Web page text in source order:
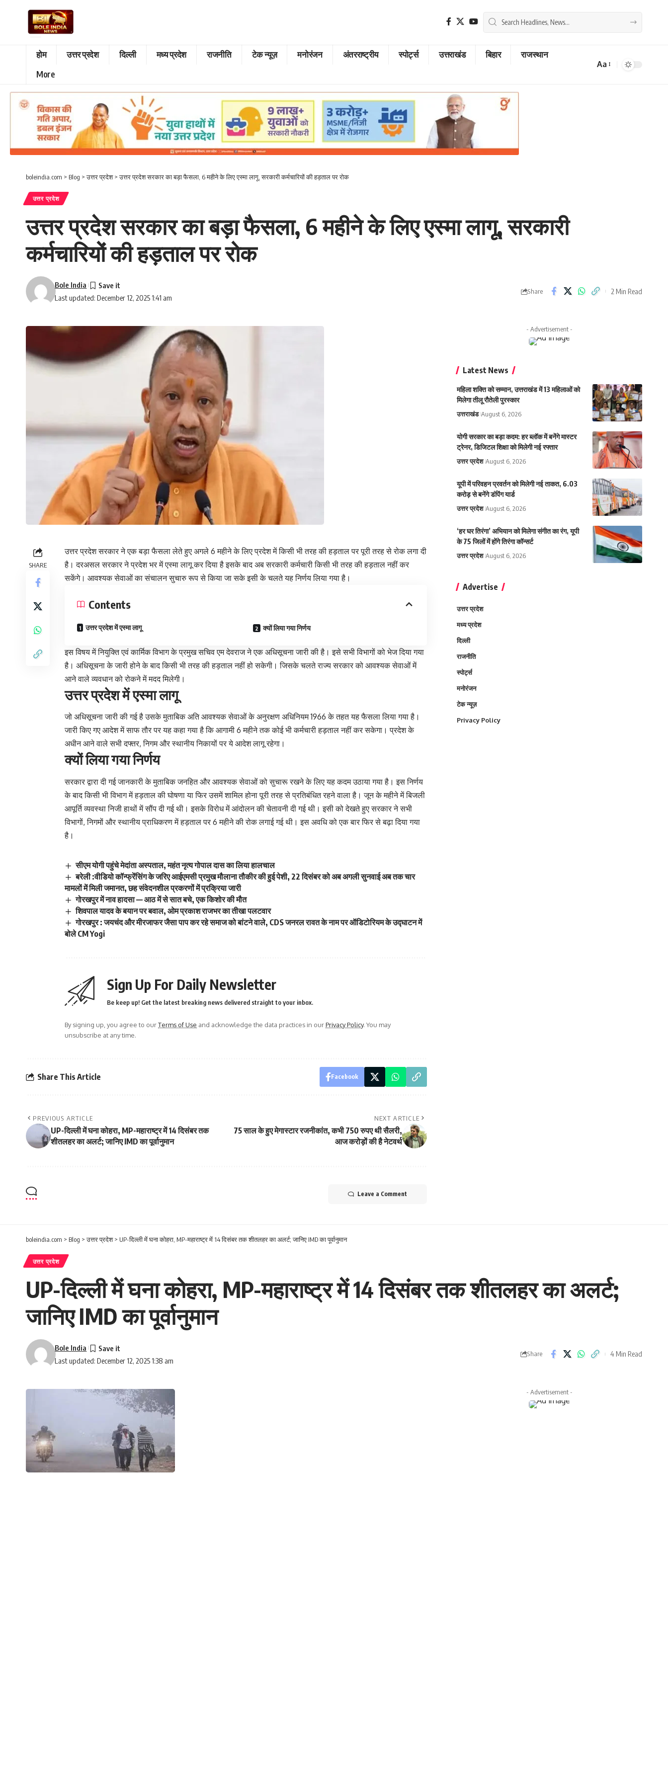
होम उत्तर प्रदेश दिल्ली मध्य प्रदेश राजनीति टेक न्यूज़ मनोरंजन अंतरराष्ट्रीय स्पोर्ट्स उत्तराखंड बिहार
राजस्थान
More
Font
Aa
boleindia.com > Blog >उत्तर प्रदेश>उत्तर प्रदेश सरकार का बड़ा फैसला, 6 महीने के लिए एस्मा लागू, सरकारी कर्मचारियों की हड़ताल पर रोक
उत्तर प्रदेश
उत्तर प्रदेश सरकार का बड़ा फैसला, 6 महीने के लिए एस्मा लागू, सरकारी
कर्मचारियों की हड़ताल पर रोक
Last updated: December 12, 2025 1:41 am
Bole India
Share 2 Min Read
SHARE
उत्तर प्रदेश सरकार ने एक बड़ा फैसला लेते हुए अगले 6 महीने के लिए प्रदेश में किसी भी तरह की हड़ताल पर पूरी तरह से रोक लगा दी
है। दरअसल सरकार ने प्रदेश भर में एस्मा लागू कर दिया है इसके बाद अब सरकारी कर्मचारी किसी भी तरह की हड़ताल नहीं कर
सकेंगे। आवश्यक सेवाओं का संचालन सुचारु रूप से किया जा सके इसी के चलते यह निर्णय लिया गया है।
Contents
उत्तर प्रदेश में एस्मा लागू क्यों लिया गया निर्णय
इस विषय में नियुक्ति एवं कार्मिक विभाग के प्रमुख सचिव एम देवराज ने एक अधिसूचना जारी की है। इसे सभी विभागों को भेज दिया गया
है। अधिसूचना के जारी होने के बाद किसी भी तरह की हड़ताल नहीं हो सकेगी। जिसके चलते राज्य सरकार को आवश्यक सेवाओं में
आने वाले व्यवधान को रोकने में मदद मिलेगी।
उत्तर प्रदेश में एस्मा लागू
जो अधिसूचना जारी की गई है उसके मुताबिक अति आवश्यक सेवाओं के अनुरक्षण अधिनियम 1966 के तहत यह फैसला लिया गया है।
जारी किए गए आदेश में साफ तौर पर यह कहा गया है कि आगामी 6 महीने तक कोई भी कर्मचारी हड़ताल नहीं कर सकेगा। प्रदेश के
अधीन आने वाले सभी दफ्तर, निगम और स्थानीय निकायों पर ये आदेश लागू रहेगा।
क्यों लिया गया निर्णय
सरकार द्वारा दी गई जानकारी के मुताबिक जनहित और आवश्यक सेवाओं को सुचारू रखने के लिए यह कदम उठाया गया है। इस निर्णय
के बाद किसी भी विभाग में हड़ताल की घोषणा या फिर उसमें शामिल होना पूरी तरह से प्रतिबंधित रहने वाला है। जून के महीने में बिजली
आपूर्ति व्यवस्था निजी हाथों में सौंप दी गई थी। इसके विरोध में आंदोलन की चेतावनी दी गई थी। इसी को देखते हुए सरकार ने सभी
विभागों, निगमों और स्थानीय प्राधिकरण में हड़ताल पर 6 महीने की रोक लगाई गई थी। इस अवधि को एक बार फिर से बढ़ा दिया गया
है।
सीएम योगी पहुंचे मेदांता अस्पताल, महंत नृत्य गोपाल दास का लिया हालचाल
बरेली :वीडियो कॉन्फ्रेंसिंग के जरिए आईएमसी प्रमुख मौलाना तौकीर की हुई पेशी, 22 दिसंबर को अब अगली सुनवाई अब तक चार
मामलों में मिली जमानत, छह संवेदनशील प्रकरणों में प्रक्रिया जारी
गोरखपुर में नाव हादसा — आठ में से सात बचे, एक किशोर की मौत
शिवपाल यादव के बयान पर बवाल, ओम प्रकाश राजभर का तीखा पलटवार
गोरखपुर : जयचंद और मीरजाफर जैसा पाप कर रहे समाज को बांटने वाले, CDS जनरल रावत के नाम पर ऑडिटोरियम के उद्घाटन में
बोले CM Yogi
Sign Up For Daily Newsletter
Be keep up! Get the latest breaking news delivered straight to your inbox.
By signing up, you agree to ourTerms of Use and acknowledge the data practices in ourPrivacy Policy. You may
unsubscribe at any time.
Share This Article Facebook
PREVIOUS ARTICLE
UP-दिल्ली में घना कोहरा, MP-महाराष्ट्र में 14 दिसंबर तक
शीतलहर का अलर्ट; जानिए IMD का पूर्वानुमान
NEXT ARTICLE
75 साल के हुए मेगास्टार रजनीकांत, कभी 750 रुपए थी सैलरी,
आज करोड़ों की है नेटवर्थ
Leave a Comment
- Advertisement -
Latest News
महिला शक्ति को सम्मान, उत्तराखंड में 13 महिलाओं को
मिलेगा तीलू रौतेली पुरस्कार
उत्तराखंड August 6, 2026
योगी सरकार का बड़ा कदम: हर ब्लॉक में बनेंगे मास्टर
ट्रेनर, डिजिटल शिक्षा को मिलेगी नई रफ्तार
उत्तर प्रदेश August 6, 2026
यूपी में परिवहन प्रवर्तन को मिलेगी नई ताकत, 6.03
करोड़ से बनेंगे डंपिंग यार्ड
उत्तर प्रदेश August 6, 2026
‘हर घर तिरंगा’ अभियान को मिलेगा संगीत का रंग, यूपी
के 75 जिलों में होंगे तिरंगा कॉन्सर्ट
उत्तर प्रदेश August 6, 2026
Advertise
उत्तर प्रदेश
मध्य प्रदेश
दिल्ली
राजनीति
स्पोर्ट्स
मनोरंजन
टेक न्यूज़
Privacy Policy
boleindia.com > Blog >उत्तर प्रदेश> UP-दिल्ली में घना कोहरा, MP-महाराष्ट्र में 14 दिसंबर तक शीतलहर का अलर्ट; जानिए IMD का पूर्वानुमान
उत्तर प्रदेश
UP-दिल्ली में घना कोहरा, MP-महाराष्ट्र में 14 दिसंबर तक शीतलहर का अलर्ट;
जानिए IMD का पूर्वानुमान
Last updated: December 12, 2025 1:38 am
Bole India
Share 4 Min Read
- Advertisement -